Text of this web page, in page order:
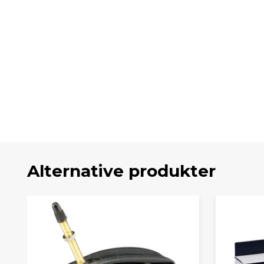
Alternative produkter